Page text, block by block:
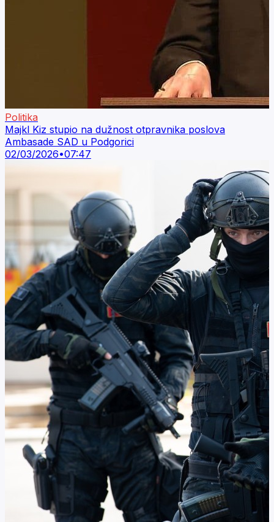
Politika
Majkl Kiz stupio na dužnost otpravnika poslova
Ambasade SAD u Podgorici
02/03/2026•07:47